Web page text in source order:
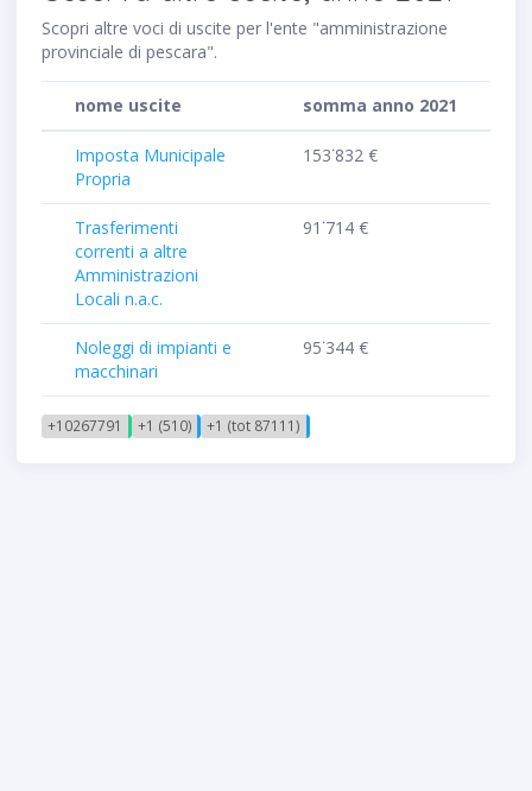
Scopri altre voci di uscite per l'ente "amministrazione
provinciale di pescara".
nome uscite somma anno 2021
Imposta Municipale
Propria
153˙832 €
Trasferimenti
correnti a altre
Amministrazioni
Locali n.a.c.
91˙714 €
Noleggi di impianti e
macchinari
95˙344 €
+10267791 +1 (510) +1 (tot 87111)